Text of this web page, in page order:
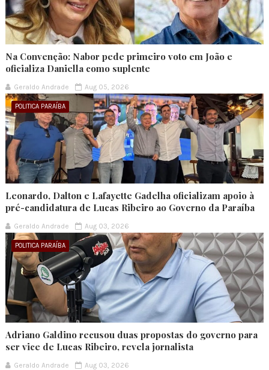
Na Convenção: Nabor pede primeiro voto em João e
oficializa Daniella como suplente
Geraldo Andrade Aug 05, 2026
POLITICA PARAÍBA
Leonardo, Dalton e Lafayette Gadelha oficializam apoio à
pré-candidatura de Lucas Ribeiro ao Governo da Paraíba
Geraldo Andrade Aug 03, 2026
POLITICA PARAÍBA
Adriano Galdino recusou duas propostas do governo para
ser vice de Lucas Ribeiro, revela jornalista
Geraldo Andrade Aug 03, 2026